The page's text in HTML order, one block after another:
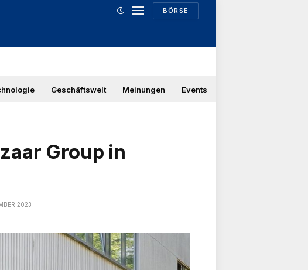
BÖRSE
Geschäftswelt Meinungen Events
Group in
2023